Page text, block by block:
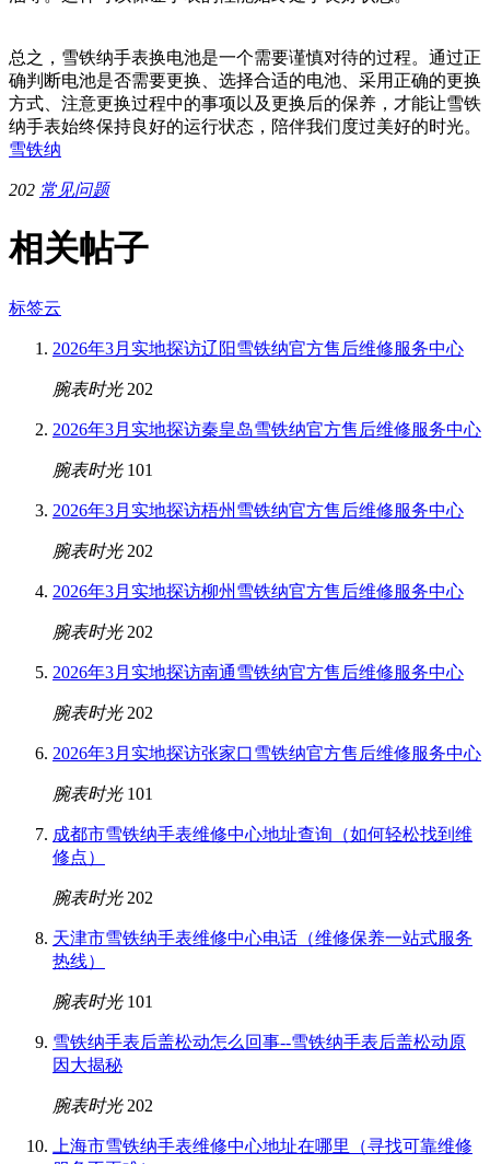
总之，雪铁纳手表换电池是一个需要谨慎对待的过程。通过正
确判断电池是否需要更换、选择合适的电池、采用正确的更换
方式、注意更换过程中的事项以及更换后的保养，才能让雪铁
纳手表始终保持良好的运行状态，陪伴我们度过美好的时光。
雪铁纳
202 常见问题
相关帖子
标签云
2026年3月实地探访辽阳雪铁纳官方售后维修服务中心
腕表时光 202
2026年3月实地探访秦皇岛雪铁纳官方售后维修服务中心
腕表时光 101
2026年3月实地探访梧州雪铁纳官方售后维修服务中心
腕表时光 202
2026年3月实地探访柳州雪铁纳官方售后维修服务中心
腕表时光 202
2026年3月实地探访南通雪铁纳官方售后维修服务中心
腕表时光 202
2026年3月实地探访张家口雪铁纳官方售后维修服务中心
腕表时光 101
成都市雪铁纳手表维修中心地址查询（如何轻松找到维
修点）
腕表时光 202
天津市雪铁纳手表维修中心电话（维修保养一站式服务
热线）
腕表时光 101
雪铁纳手表后盖松动怎么回事--雪铁纳手表后盖松动原
因大揭秘
腕表时光 202
上海市雪铁纳手表维修中心地址在哪里（寻找可靠维修